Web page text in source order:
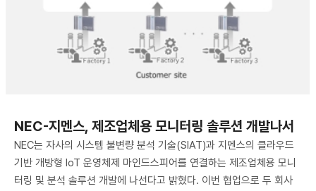
NEC-지멘스, 제조업체용 모니터링 솔루션 개발나서
NEC는 자사의 시스템 불변량 분석 기술(SIAT)과 지멘스의 클라우드
기반 개방형 IoT 운영체제 마인드스피어를 연결하는 제조업체용 모니
터링 및 분석 솔루션 개발에 나선다고 밝혔다. 이번 협업으로 두 회사